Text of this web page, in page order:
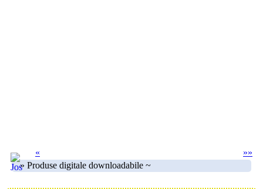
« »»
» Produse digitale downloadabile ~